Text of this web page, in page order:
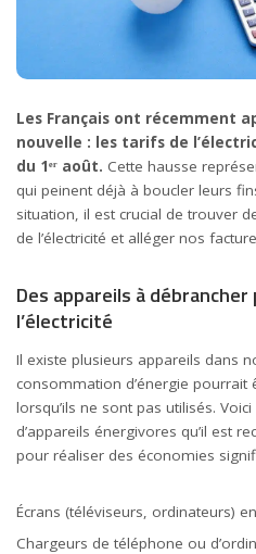
Les Français ont récemment
nouvelle : les tarifs de
du 1ᵉʳ août. Cette hausse
qui peinent déjà à boucler leurs
situation, il est crucial de trouver
de l’électricité et alléger nos
Des appareils à
l’électricité
Il existe plusieurs appareils dans
consommation d’énergie
lorsqu’ils ne sont pas utilisés.
d’appareils énergivores qu’il est
pour réaliser des économies
Écrans (téléviseurs, ordinateurs) en
Chargeurs de téléphone ou